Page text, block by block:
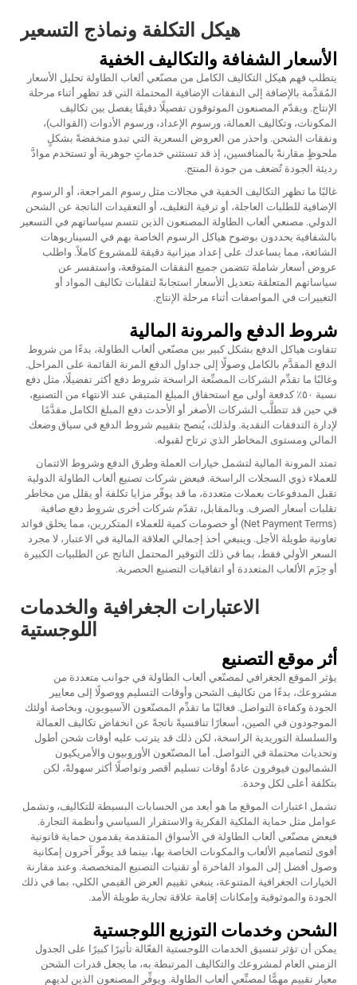
هيكل التكلفة ونماذج التسعير
الأسعار الشفافة والتكاليف الخفية
يتطلب فهم هيكل التكاليف الكامل من مصنّعي ألعاب الطاولة تحليل الأسعار
المُقدَّمة بالإضافة إلى النفقات الإضافية المحتملة التي قد تظهر أثناء مرحلة
الإنتاج. ويقدّم المصنعون الموثوقون تفصيلًا دقيقًا يفصل بين تكاليف
المكونات، وتكاليف العمالة، ورسوم الإعداد، ورسوم الأدوات (القوالب)،
ونفقات الشحن. واحذر من العروض السعرية التي تبدو منخفضةً بشكلٍ
ملحوظٍ مقارنةً بالمنافسين، إذ قد تستثني خدماتٍ جوهرية أو تستخدم موادَّ
رديئة الجودة تُضعف من جودة المنتج.
غالبًا ما تظهر التكاليف الخفية في مجالات مثل رسوم المراجعة، أو الرسوم
الإضافية للطلبات العاجلة، أو ترقية التغليف، أو التعقيدات الناتجة عن الشحن
الدولي. مصنعي ألعاب الطاولة المصنعون الذين تتسم سياساتهم في التسعير
بالشفافية يحددون بوضوح هياكل الرسوم الخاصة بهم في السيناريوهات
الشائعة، مما يساعدك على إعداد ميزانية دقيقة للمشروع كاملاً. واطلب
عروض أسعار شاملة تتضمن جميع النفقات المتوقعة، واستفسر عن
سياساتهم المتعلقة بتعديل الأسعار استجابةً لتقلبات تكاليف المواد أو
التغييرات في المواصفات أثناء مرحلة الإنتاج.
شروط الدفع والمرونة المالية
تتفاوت هياكل الدفع بشكل كبير بين مصنّعي ألعاب الطاولة، بدءًا من شروط
الدفع المقدَّم بالكامل وصولًا إلى جداول الدفع المرنة القائمة على المراحل.
وغالبًا ما تقدِّم الشركات المصنِّعة الراسخة شروط دفع أكثر تفضيلًا، مثل دفع
نسبة ٥٠٪ كدفعة أولى مع استحقاق المبلغ المتبقي عند الانتهاء من التصنيع،
في حين قد تتطلَّب الشركات الأصغر أو الأحدث دفع المبلغ الكامل مقدَّمًا
لإدارة التدفقات النقدية. ولذلك، يُنصح بتقييم شروط الدفع في سياق وضعك
المالي ومستوى المخاطر الذي ترتاح لقبوله.
تمتد المرونة المالية لتشمل خيارات العملة وطرق الدفع وشروط الائتمان
للعملاء ذوي السجلات الراسخة. فبعض شركات تصنيع ألعاب الطاولة الدولية
تقبل المدفوعات بعملات متعددة، ما قد يوفّر مزايا تكلفة أو يقلل من مخاطر
تقلبات أسعار الصرف. وبالمقابل، تقدّم شركات أخرى شروط دفع صافية
(Net Payment Terms) أو خصومات كمية للعملاء المتكررين، مما يخلق فوائد
تعاونية طويلة الأجل. وينبغي أخذ إجمالي العلاقة المالية في الاعتبار، لا مجرد
السعر الأولي فقط، بما في ذلك التوفير المحتمل الناتج عن الطلبيات الكبيرة
أو حِزَم الألعاب المتعددة أو اتفاقيات التصنيع الحصرية.
الاعتبارات الجغرافية والخدمات
اللوجستية
أثر موقع التصنيع
يؤثر الموقع الجغرافي لمصنّعي ألعاب الطاولة في جوانب متعددة من
مشروعك، بدءًا من تكاليف الشحن وأوقات التسليم ووصولًا إلى معايير
الجودة وكفاءة التواصل. فغالبًا ما تقدِّم المصنّعون الآسيويون، وبخاصة أولئك
الموجودون في الصين، أسعارًا تنافسيةً ناتجةً عن انخفاض تكاليف العمالة
والسلسلة التوريدية الراسخة، لكن ذلك قد يترتب عليه أوقات شحن أطول
وتحديات محتملة في التواصل. أما المصنّعون الأوروبيون والأمريكيون
الشماليون فيوفرون عادةً أوقات تسليم أقصر وتواصلًا أكثر سهولةً، لكن
بتكلفة أعلى لكل وحدة.
تشمل اعتبارات الموقع ما هو أبعد من الحسابات البسيطة للتكاليف، وتشمل
عوامل مثل حماية الملكية الفكرية والاستقرار السياسي وأنظمة التجارة.
فبعض مصنّعي ألعاب الطاولة في الأسواق المتقدمة يقدمون حماية قانونية
أقوى لتصاميم الألعاب والمكونات الخاصة بها، بينما قد يوفّر آخرون إمكانية
وصول أفضل إلى المواد الفاخرة أو تقنيات التصنيع المتخصصة. وعند مقارنة
الخيارات الجغرافية المتنوعة، ينبغي تقييم العرض القيمي الكلي، بما في ذلك
الجودة والموثوقية وإمكانات إقامة علاقة تجارية طويلة الأمد.
الشحن وخدمات التوزيع اللوجستية
يمكن أن تؤثر تنسيق الخدمات اللوجستية الفعّالة تأثيرًا كبيرًا على الجدول
الزمني العام لمشروعك والتكاليف المرتبطة به، ما يجعل قدرات الشحن
معيار تقييمٍ مهمًّا لمصنِّعي ألعاب الطاولة. ويوفِّر المصنعون الذين لديهم